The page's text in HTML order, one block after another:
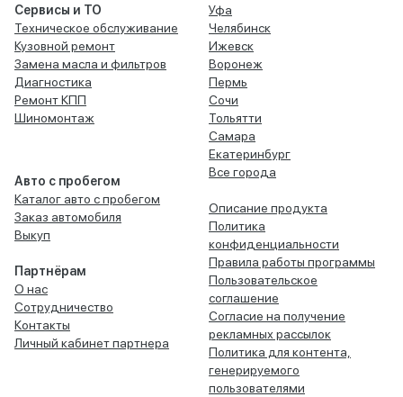
Сервисы и ТО
Техническое обслуживание
Кузовной ремонт
Замена масла и фильтров
Диагностика
Ремонт КПП
Шиномонтаж
Авто с пробегом
Каталог авто с пробегом
Заказ автомобиля
Выкуп
Партнёрам
О нас
Сотрудничество
Контакты
Личный кабинет партнера
Уфа
Челябинск
Ижевск
Воронеж
Пермь
Сочи
Тольятти
Самара
Екатеринбург
Все города
Описание продукта
Политика
конфиденциальности
Правила работы программы
Пользовательское
соглашение
Согласие на получение
рекламных рассылок
Политика для контента,
генерируемого
пользователями